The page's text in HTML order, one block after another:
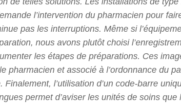
l’intervention du pharmacien pour
pas les interruptions. Même si
nous avons plutôt choisi
les étapes de préparations. Ces
pharmacien et associé à l’ordonnance du
Finalement, l’utilisation d’un code-barre
permet d’aviser les unités de soins